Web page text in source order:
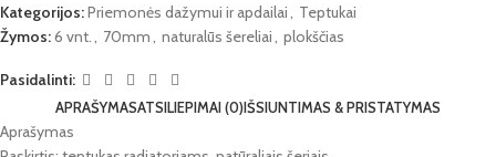
Kategorijos:Priemonės dažymui ir apdailai, Teptukai
Žymos:6 vnt., 70mm, naturalūs šereliai, plokščias
Pasidalinti:
APRAŠYMASATSILIEPIMAI (0)IŠSIUNTIMAS & PRISTATYMAS
Aprašymas